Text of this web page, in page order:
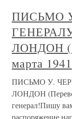
ПИСЬМО
ЛОНДОН
марта 1941
ПИСЬМО У.
ЛОНДОН
генерал!Пишу
распоряжение